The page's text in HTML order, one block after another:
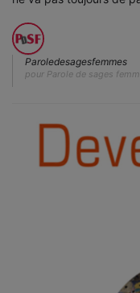
Paroledesagesfemmes
pour Parole de sages